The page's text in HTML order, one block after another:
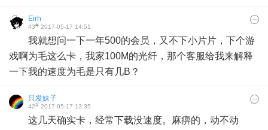
Eirh
43# 2017-05-17 14:51
我就想问一下一年500的会员，又不下小片片，下个游
戏啊为毛这么卡，我家100M的光纤，那个客服给我来解释
一下我的速度为毛是只有几B？
只发妹子
42# 2017-05-17 13:35
这几天确实卡，经常下载没速度。麻痹的，动不动